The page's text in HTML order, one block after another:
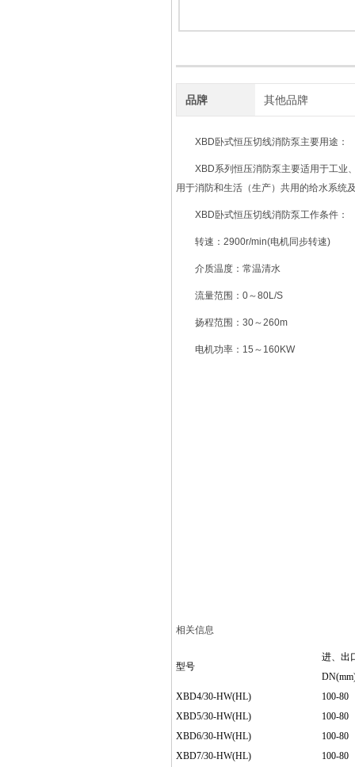
品牌 其他品牌
XBD卧式恒压切线消防泵主要用途：
XBD系列恒压消防泵主要适用于工业、
用于消防和生活（生产）共用的给水系统
XBD卧式恒压切线消防泵工作条件：
转速：2900r/min(电机同步转速)
介质温度：常温清水
流量范围：0～80L/S
扬程范围：30～260m
电机功率：15～160KW
相关信息
型号
进、出
XBD4/30-HW(HL)
100-80
XBD5/30-HW(HL)
100-80
XBD6/30-HW(HL)
100-80
XBD7/30-HW(HL)
100-80